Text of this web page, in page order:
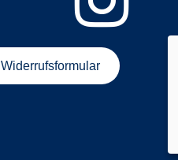
Widerrufsformular